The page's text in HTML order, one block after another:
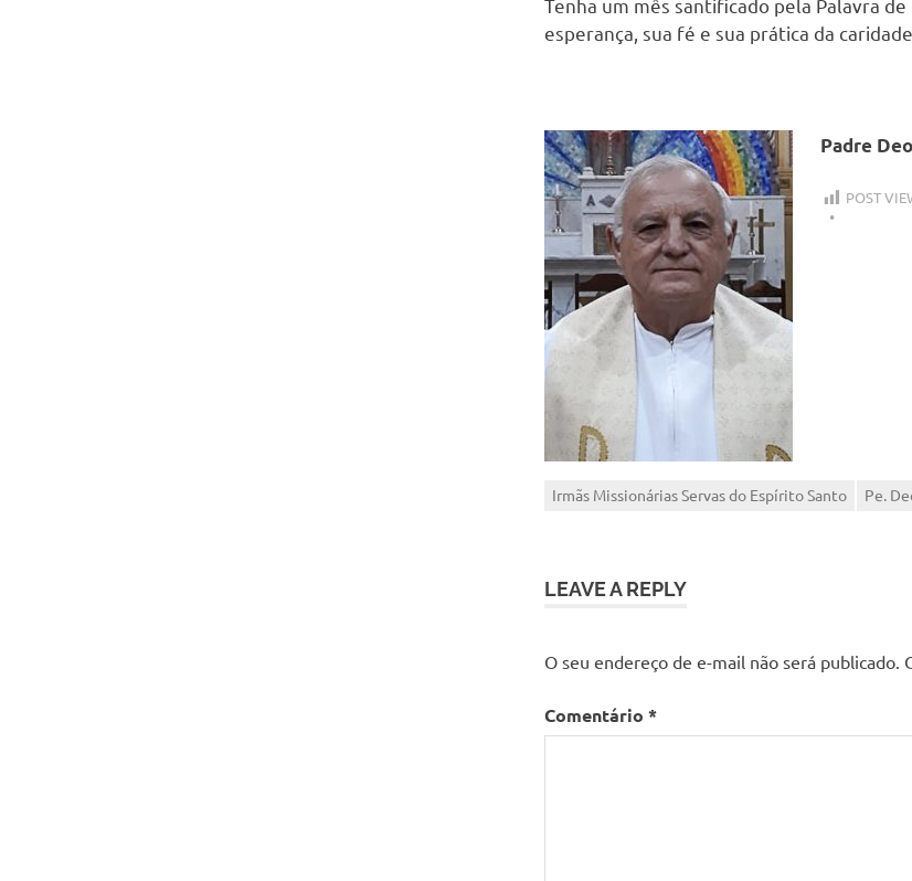
Tenha um mês santificado pela Palavra
esperança, sua fé e sua prática da
Padre
POST
Irmãs Missionárias Servas do Espírito Santo Pe.
LEAVE A REPLY
O seu endereço de e-mail não será publicado.
Comentário *